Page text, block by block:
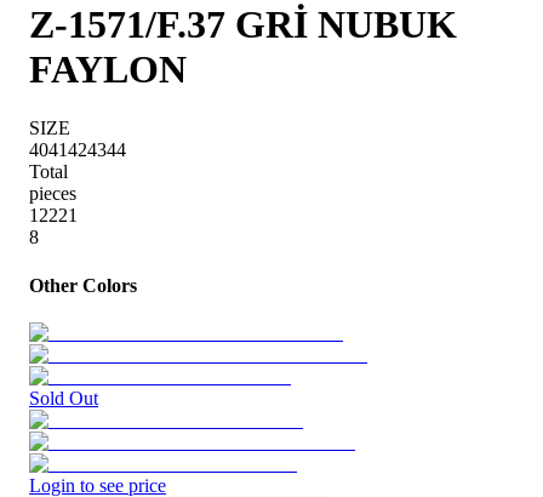
Z-1571/F.37 GRİ NUBUK
FAYLON
SIZE
4041424344
Total
pieces
12221
8
Other Colors
Sold Out
Login to see price